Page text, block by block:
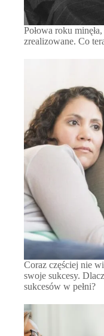
Połowa roku
zrealizowane. Co
Coraz częściej nie
swoje sukcesy.
sukcesów w pełni?